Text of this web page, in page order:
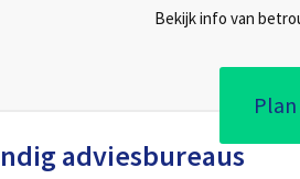
Bekijk info van
adviesbureaus